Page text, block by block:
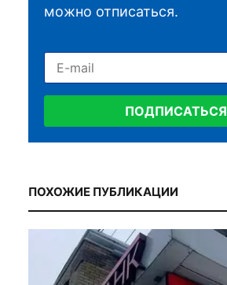
можно отписаться.
ПОДПИСАТЬСЯ
ПОХОЖИЕ ПУБЛИКАЦИИ